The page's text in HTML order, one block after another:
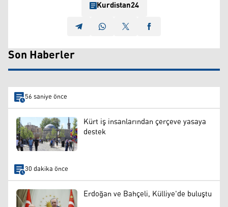
Kurdistan24
Son Haberler
56 saniye önce
Kürt iş insanlarından çerçeve yasaya
destek
30 dakika önce
Erdoğan ve Bahçeli, Külliye'de buluştu